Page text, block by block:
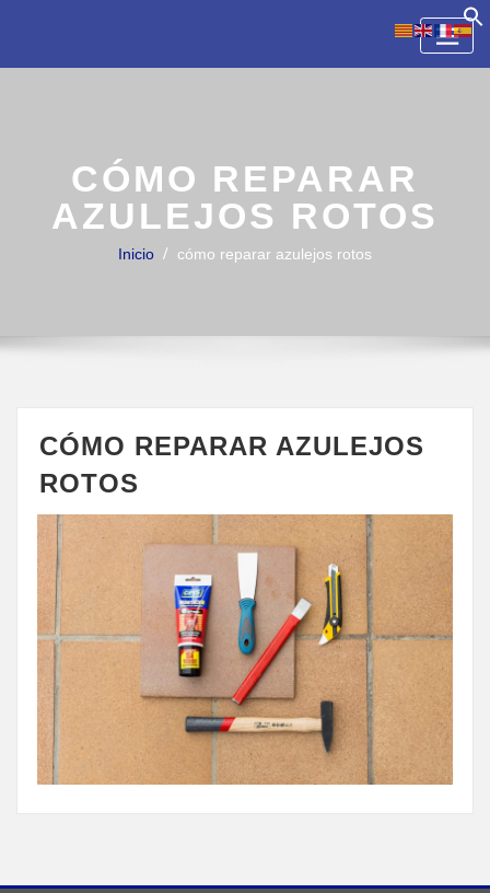
content
CÓMO REPARAR
AZULEJOS ROTOS
Inicio cómo reparar azulejos rotos
CÓMO REPARAR AZULEJOS
ROTOS